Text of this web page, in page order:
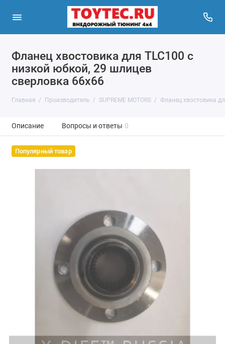
Фланец хвостовика для TLC100 с
низкой юбкой, 29 шлицев
сверловка 66х66
Главная Производитель SUPREME MOTORS Фланец хвостовика
Описание Вопросы и ответы 0
Популярный товар